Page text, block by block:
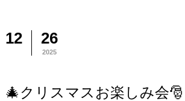
12 26
2025
🎄クリスマスお楽しみ会🎅